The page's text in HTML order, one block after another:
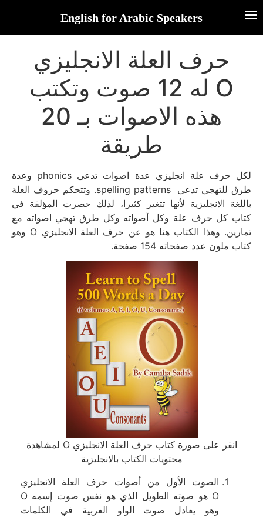
حرف العلة الانجليزي
O له 12 صوت وتكتب
هذه الاصوات بـ 20
طريقة
لكل حرف علة انجليزي عدة اصوات تدعى phonics وعدة
طرق للتهجي تدعى spelling patterns. وتتحكم حروف العلة
باللغة الانجليزية لأنها تتغير كثيرا، لذلك حصرت المؤلفة في
كتاب كل حرف علة وكل أصواته وكل طرق تهجي اصواته مع
تمارين. وهذا الكتاب هنا هو عن حرف العلة الانجليزي O وهو
كتاب ملون عدد صفحاته 154 صفحة.
انقر على صورة كتاب حرف العلة الانجليزي O لمشاهدة
محتويات الكتاب بالانجليزية
الصوت الأول من أصوات حرف العلة الانجليزي
O هو صوته الطويل الذي هو نفس صوت إسمه O
وهو يعادل صوت الواو العربية في الكلمات
English for Arabic Speakers